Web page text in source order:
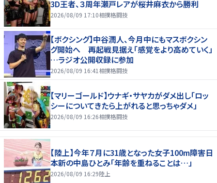
3D王者、３周年瀬戸レアが桜井麻衣から勝利
2026/08/09 17:10相撲格闘技
【ボクシング】中谷潤人、今月中にもマスボクシン
グ開始へ 再起戦見据え「感覚をより高めていく」
…ラジオ公開収録に参加
2026/08/09 16:41 相撲格闘技
【マリーゴールド】ウナギ・サヤカがダメ出し「ロッ
シーについてきたら上がれると思っちゃダメ」
2026/08/09 16:26相撲格闘技
【陸上】今年７月に31歳となった女子100m障害日
本新の中島ひとみ「年齢を重ねることは…」
2026/08/09 16:29陸上